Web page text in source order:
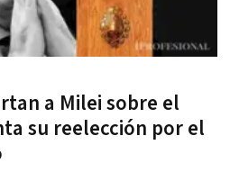
a Milei sobre el
su reelección por el